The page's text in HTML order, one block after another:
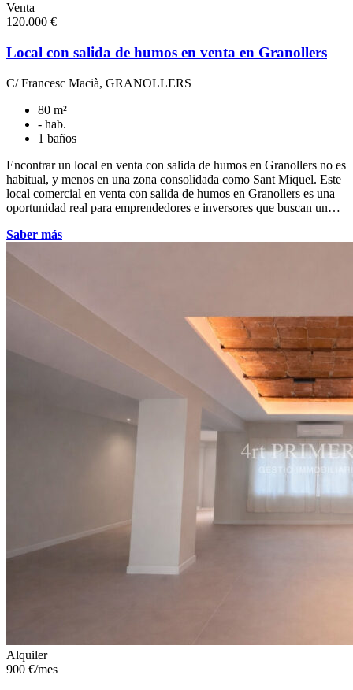
Venta
120.000 €
Local con salida de humos en venta en Granollers
C/ Francesc Macià, GRANOLLERS
80 m²
- hab.
1 baños
Encontrar un local en venta con salida de humos en Granollers no es
habitual, y menos en una zona consolidada como Sant Miquel. Este
local comercial en venta con salida de humos en Granollers es una
oportunidad real para emprendedores e inversores que buscan un…
Saber más
Alquiler
900 €/mes